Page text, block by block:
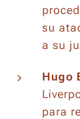
su
a su
Hugo
para